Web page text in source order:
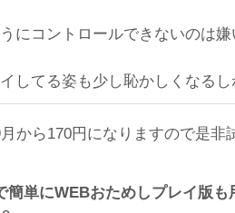
にコントロールできないのは
してる姿も少し恥かしくなるし
から170円になりますので是非
単にWEBおためしプレイ版も